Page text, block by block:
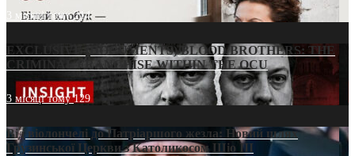
3 місяці тому214
EXCLUSIVE (DOCUMENTS)/BLOOD BROTHERS: THE
CRIMINAL FRANCHISE WITHIN THE OCU
3 місяці тому129
Від віолончелі до Патріаршого жезла: Новий шлях
Грузинської Церкви з Католикосом Шіо III